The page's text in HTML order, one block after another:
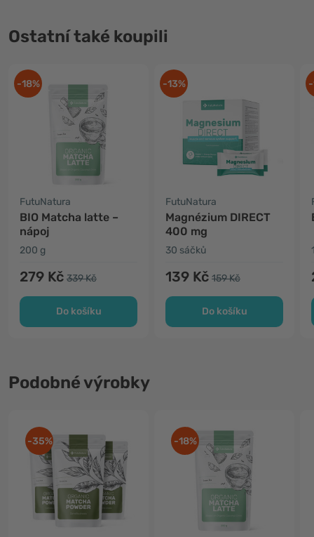
Ostatní také koupili
-18%
FutuNatura
BIO Matcha latte –
nápoj
200 g
279 Kč 339 Kč
Do košíku
-13%
FutuNatura
Magnézium DIRECT
400 mg
30 sáčků
139 Kč 159 Kč
Do košíku
Podobné výrobky
-35% -18%